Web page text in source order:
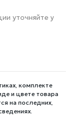
уточняйте у
комплекте
и цвете товара
на последних,